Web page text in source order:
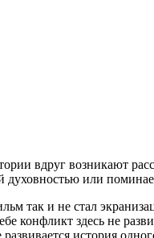
вдруг возникают
или
так и не стал
конфликт здесь не